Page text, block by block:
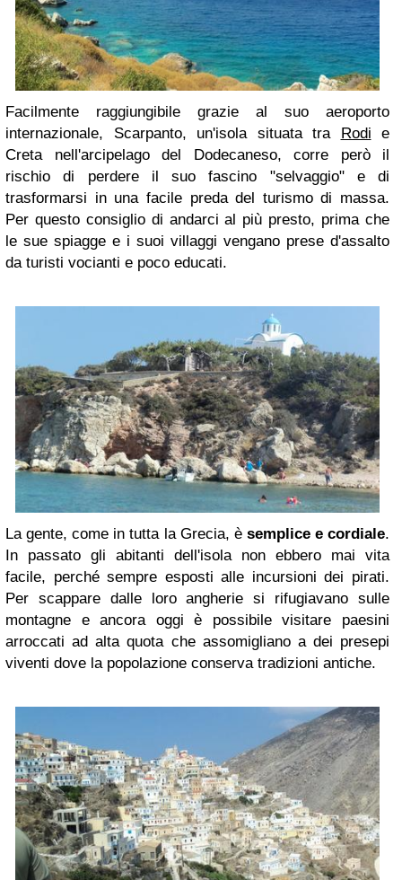
Facilmente raggiungibile grazie al suo aeroporto
internazionale, Scarpanto, un'isola situata tra Rodi e
Creta nell'arcipelago del Dodecaneso, corre però il
rischio di perdere il suo fascino "selvaggio" e di
trasformarsi in una facile preda del turismo di massa.
Per questo consiglio di andarci al più presto, prima che
le sue spiagge e i suoi villaggi vengano prese d'assalto
da turisti vocianti e poco educati.
La gente, come in tutta la Grecia, è semplice e cordiale.
In passato gli abitanti dell'isola non ebbero mai vita
facile, perché sempre esposti alle incursioni dei pirati.
Per scappare dalle loro angherie si rifugiavano sulle
montagne e ancora oggi è possibile visitare paesini
arroccati ad alta quota che assomigliano a dei presepi
viventi dove la popolazione conserva tradizioni antiche.